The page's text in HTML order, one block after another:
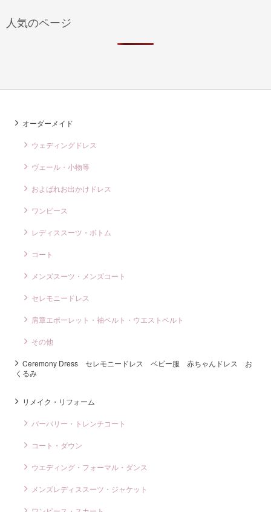
人気のページ
オーダーメイド
ウェディングドレス
ヴェール・小物等
およばれお出かけドレス
ワンピース
レディススーツ・ボトム
コート
メンズスーツ・メンズコート
セレモニードレス
肩章エポーレット・袖ベルト・ウエストベルト
その他
Ceremony Dress セレモニードレス ベビー服 赤ちゃんドレス お
くるみ
リメイク・リフォーム
バーバリー・トレンチコート
コート・ダウン
ウエディング・フォーマル・ダンス
メンズレディススーツ・ジャケット